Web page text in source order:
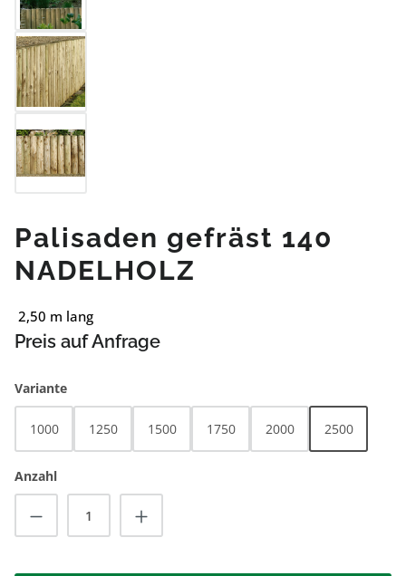
Palisaden gefräst 140
NADELHOLZ
2,50 m lang
Preis auf Anfrage
Varianteauswählen
1000 1250 1500 1750 2000 2500
Anzahl
Produkt Anzahl: Gib den gewünschten